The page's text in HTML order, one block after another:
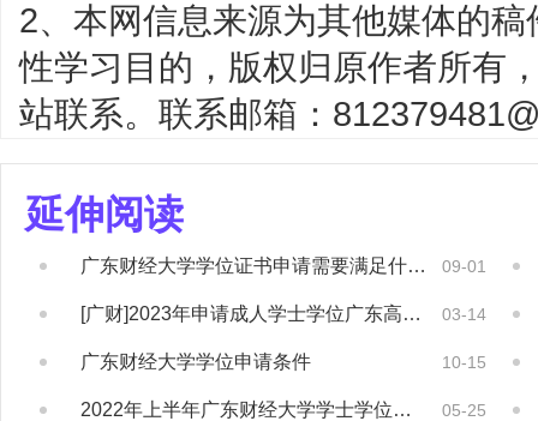
2、本网信息来源为其他媒体的
性学习目的，版权归原作者所有
站联系。联系邮箱：
延伸阅读
广东财经大学学位证书申请需要满足什么条件？ 09-01
[广财]2023年申请成人学士学位广东高校... 03-14
广东财经大学学位申请条件 10-15
2022年上半年广东财经大学学士学位论文答... 05-25